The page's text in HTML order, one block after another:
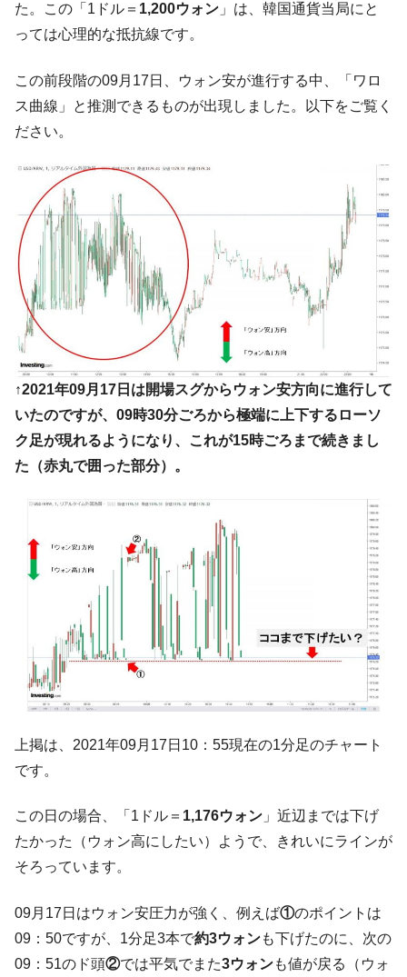
た。この「1ドル＝ 1,200ウォン 」は、韓国通貨当局にと
っては心理的な抵抗線です。
この前段階の09月17日、ウォン安が進行する中、「ワロ
ス曲線」と推測できるものが出現しました。以下をご覧く
ださい。
↑2021年09月17日は開場スグからウォン安方向に進行して
いたのですが、09時30分ごろから極端に上下するローソ
ク足が現れるようになり、これが15時ごろまで続きまし
た（赤丸で囲った部分）。
上掲は、2021年09月17日10：55現在の1分足のチャート
です。
この日の場合、「1ドル＝ 1,176ウォン 」近辺までは下げ
たかった（ウォン高にしたい）ようで、きれいにラインが
そろっています。
09月17日はウォン安圧力が強く、例えば①のポイントは
09：50ですが、1分足3本で約3ウォンも下げたのに、次の
09：51のド頭②では平気でまた3ウォンも値が戻る（ウォ